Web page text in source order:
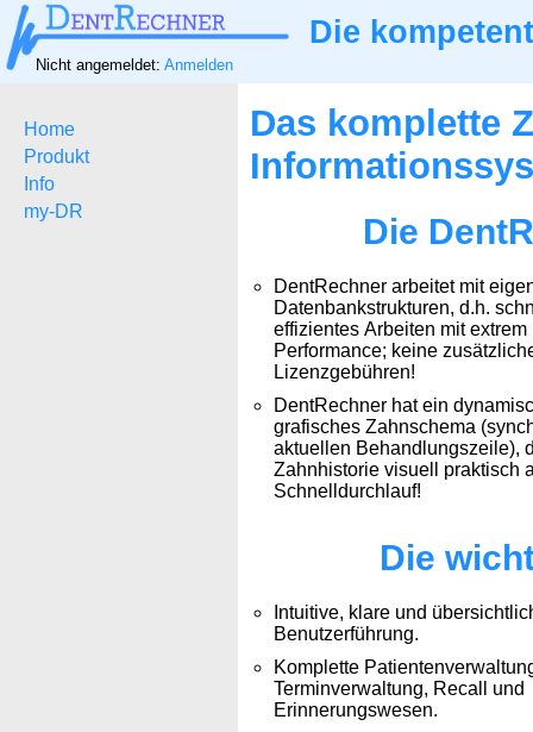
Die
Nicht angemeldet: Anmelden
Home
Produkt
Info
my-DR
Das komplette
Die
DentRechner arbeitet mit
Datenbankstrukturen, d.h.
effizientes Arbeiten mit extrem
Performance; keine
Lizenzgebühren!
DentRechner hat ein
grafisches Zahnschema
aktuellen Behandlungszeile),
Zahnhistorie visuell praktisch
Schnelldurchlauf!
Die
Intuitive, klare und
Benutzerführung.
Komplette
Terminverwaltung, Recall und
Erinnerungswesen.